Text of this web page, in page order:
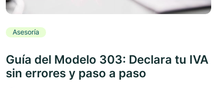
Asesoría
Guía del Modelo 303: Declara tu IVA
sin errores y paso a paso